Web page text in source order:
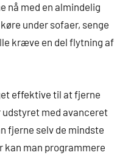
nå med en almindelig
under sofaer, senge
kræve en del flytning af
effektive til at fjerne
udstyret med avanceret
fjerne selv de mindste
kan man programmere